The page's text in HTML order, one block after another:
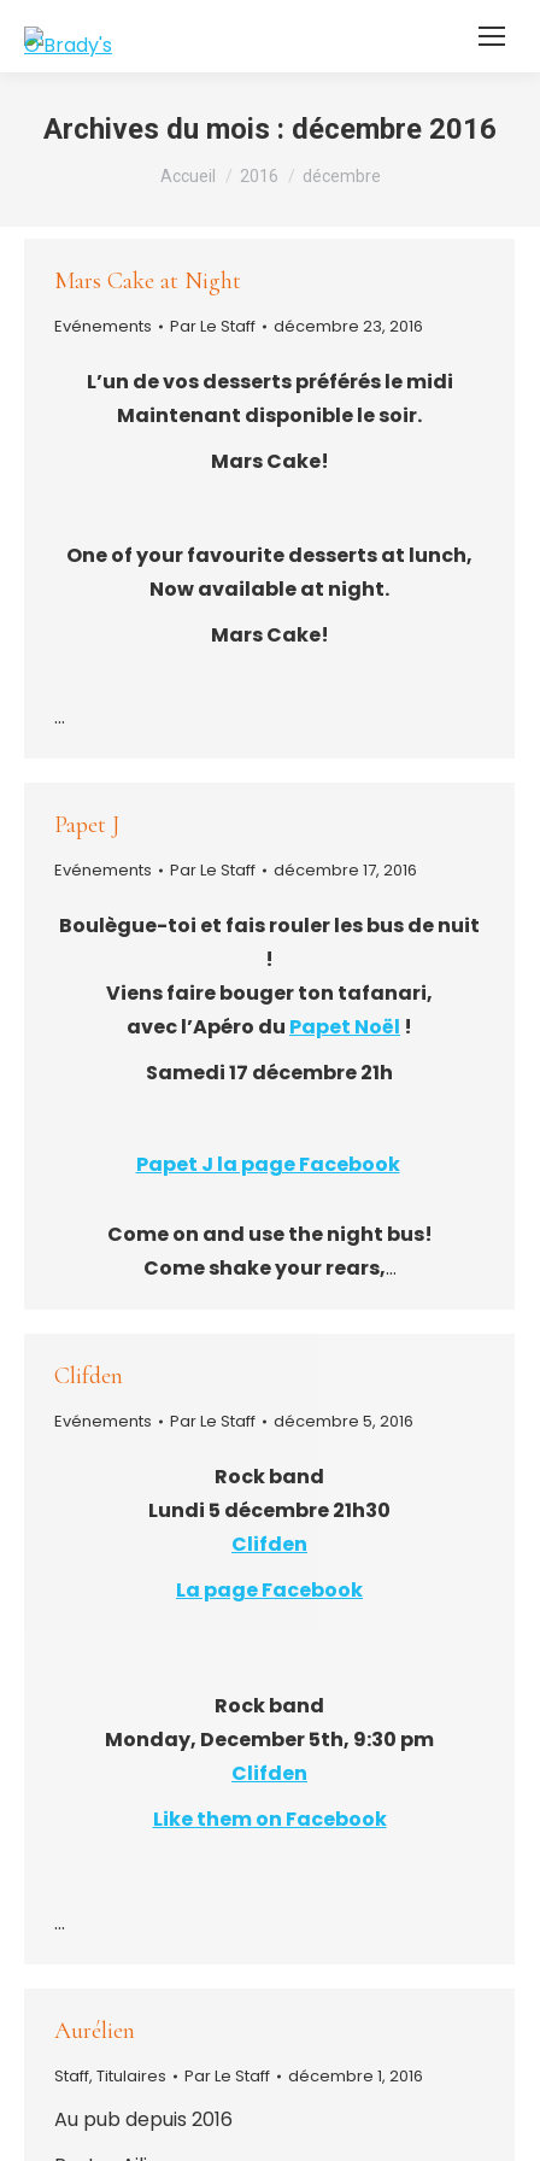
Archives du mois : décembre 2016
Vous êtes ici :
Accueil 2016 décembre
Mars Cake at Night
Evénements ParLe Staff décembre 23, 2016
L’un de vos desserts préférés le midi
Maintenant disponible le soir.
Mars Cake!
One of your favourite desserts at lunch,
Now available at night.
Mars Cake!
…
Papet J
Evénements ParLe Staff décembre 17, 2016
Boulègue-toi et fais rouler les bus de nuit
!
Viens faire bouger ton tafanari,
avec l’Apéro du Papet Noël !
Samedi 17 décembre 21h
Papet J la page Facebook
Come on and use the night bus!
Come shake your rears,…
Clifden
Evénements ParLe Staff décembre 5, 2016
Rock band
Lundi 5 décembre 21h30
Clifden
La page Facebook
Rock band
Monday, December 5th, 9:30 pm
Clifden
Like them on Facebook
…
Aurélien
Staff, Titulaires ParLe Staff décembre 1, 2016
Au pub depuis 2016